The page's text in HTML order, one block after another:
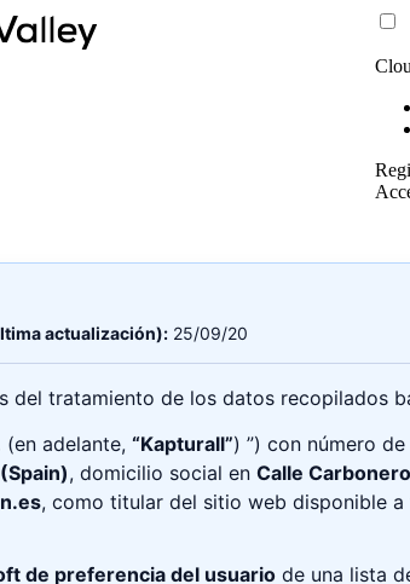
actualización): 25/09/20
del tratamiento de los datos recopilados
(en adelante, “Kapturall”) ”) con número
, domicilio social en Calle
, como titular del sitio web disponible a
de preferencia del usuario de una lista